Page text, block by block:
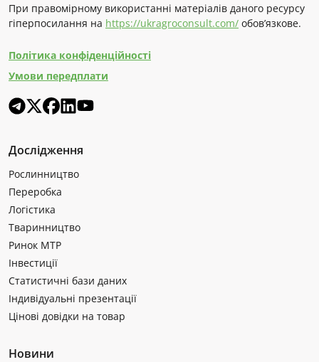
При правомірному використанні матеріалів даного ресурсу
гіперпосилання на https://ukragroconsult.com/ обов’язкове.
Політика конфіденційності
Умови передплати
Дослідження
Рослинництво
Переробка
Логістика
Тваринництво
Ринок МТР
Інвестиції
Статистичні бази даних
Індивідуальні презентації
Цінові довідки на товар
Новини